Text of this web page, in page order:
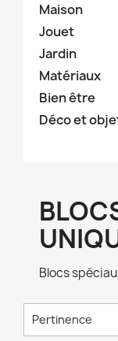
Maison
Jouet
Jardin
Matériaux
Bien être
Déco et
Blocs
Pertinence